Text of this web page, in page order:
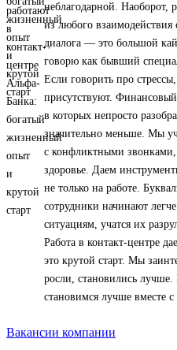
неблагодарной. Наоборот,
из любого
диалога — это большой
говорю как бывший
Если говорить про
присутствуют.
в которых непросто
значительно меньше. Мы
с конфликтными звонками,
здоровье. Даем
не только на работе.
сотрудники начинают
ситуациям, учатся их
Работа в контакт-центре
это крутой старт. Мы
росли, становились
становимся лучше вместе
Вакансии компании